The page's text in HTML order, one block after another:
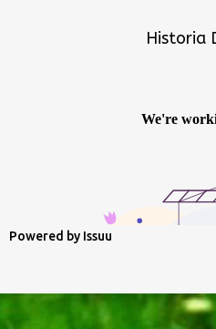
Historia
Powered by Issuu